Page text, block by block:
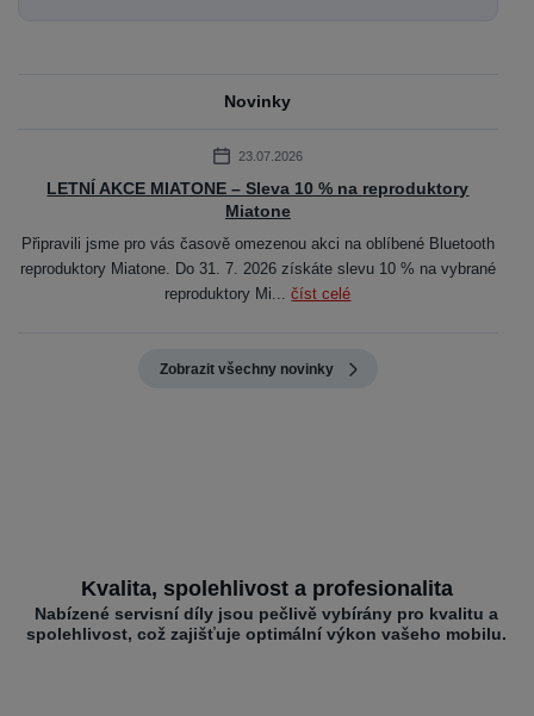
Novinky
23.07.2026
LETNÍ AKCE MIATONE – Sleva 10 % na reproduktory
Miatone
Připravili jsme pro vás časově omezenou akci na oblíbené Bluetooth
reproduktory Miatone. Do 31. 7. 2026 získáte slevu 10 % na vybrané
reproduktory Mi...číst celé
Zobrazit všechny novinky
Kvalita, spolehlivost a profesionalita
Nabízené servisní díly jsou pečlivě vybírány pro kvalitu a
spolehlivost, což zajišťuje optimální výkon vašeho mobilu.